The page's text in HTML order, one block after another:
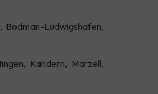
Bodman-Ludwigshafen,
Kandern, Marzell,